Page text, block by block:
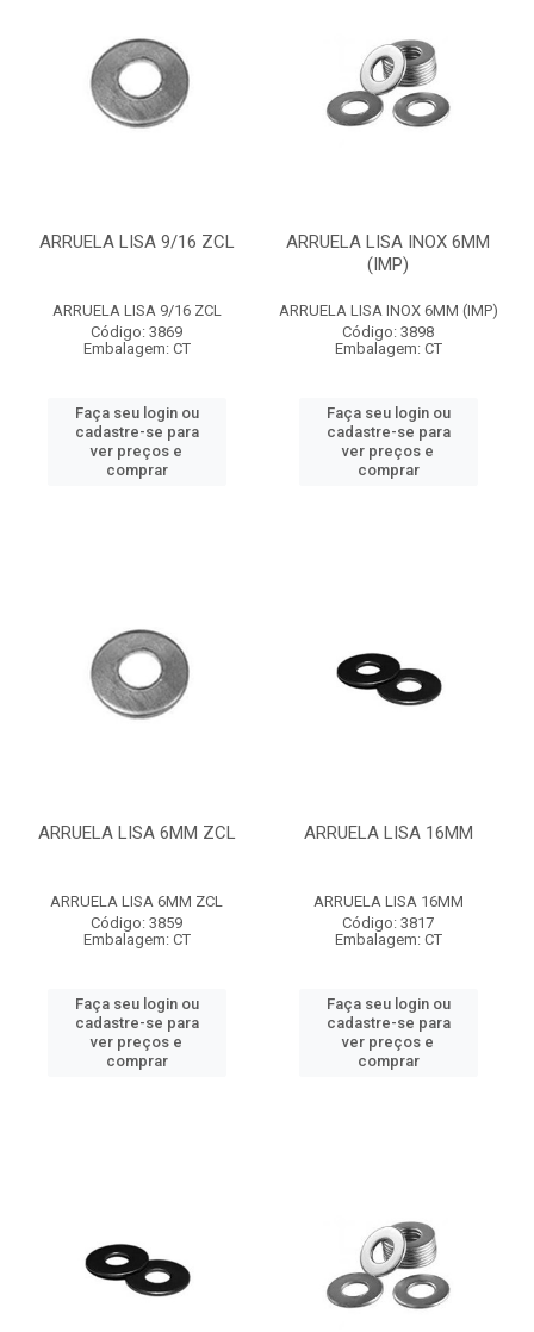
ARRUELA LISA 9/16 ZCL
ARRUELA LISA 9/16 ZCL
Código: 3869
Embalagem: CT
Faça seu login ou
cadastre-se para
ver preços e
comprar
ARRUELA LISA INOX 6MM
(IMP)
ARRUELA LISA INOX 6MM (IMP)
Código: 3898
Embalagem: CT
Faça seu login ou
cadastre-se para
ver preços e
comprar
ARRUELA LISA 6MM ZCL
ARRUELA LISA 6MM ZCL
Código: 3859
Embalagem: CT
Faça seu login ou
cadastre-se para
ver preços e
comprar
ARRUELA LISA 16MM
ARRUELA LISA 16MM
Código: 3817
Embalagem: CT
Faça seu login ou
cadastre-se para
ver preços e
comprar